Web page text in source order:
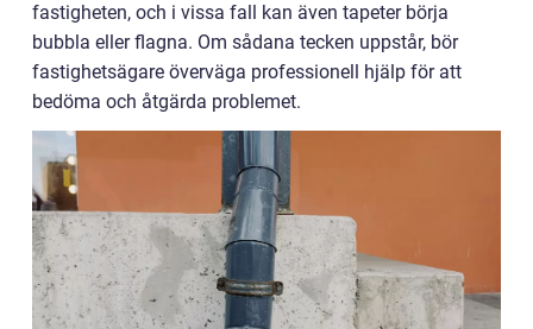
fastigheten, och i vissa fall kan även tapeter börja
bubbla eller flagna. Om sådana tecken uppstår, bör
fastighetsägare överväga professionell hjälp för att
bedöma och åtgärda problemet.